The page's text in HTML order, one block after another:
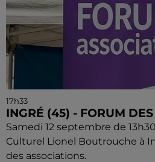
17h33
INGRÉ (45) - FORUM
Samedi 12 septembre de
Culturel Lionel Boutrouche à
des associations.